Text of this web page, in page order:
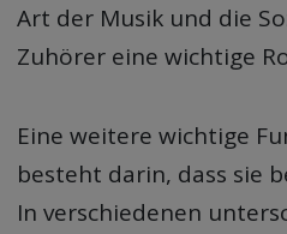
Art der Musik und die
Zuhörer eine wichtige
Eine weitere wichtige
besteht darin, dass sie
In verschiedenen